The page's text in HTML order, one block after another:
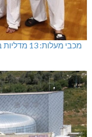
מכבי מעלות: 13 מדליות באליפות ישראל